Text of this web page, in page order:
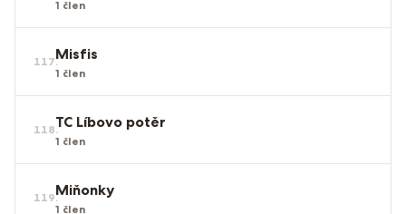
1 člen
117.Misfis
1 člen
118.TC Líbovo potěr
1 člen
119.Miňonky
1 člen